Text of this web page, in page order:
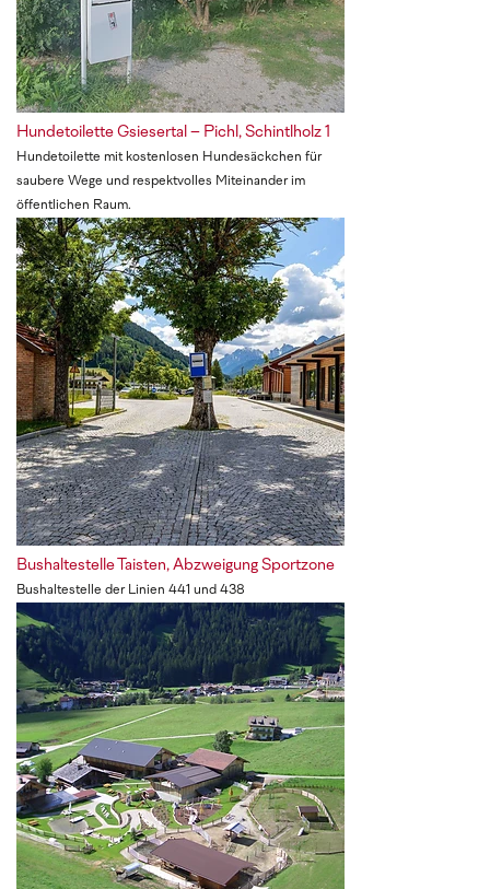
Hundetoilette Gsiesertal – Pichl, Schintlholz 1
Hundetoilette mit kostenlosen Hundesäckchen für
saubere Wege und respektvolles Miteinander im
öffentlichen Raum.
Bushaltestelle Taisten, Abzweigung Sportzone
Bushaltestelle der Linien 441 und 438